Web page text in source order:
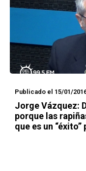
Publicado el 15/01/
Jorge Vázquez:
porque las
que es un “éxito”